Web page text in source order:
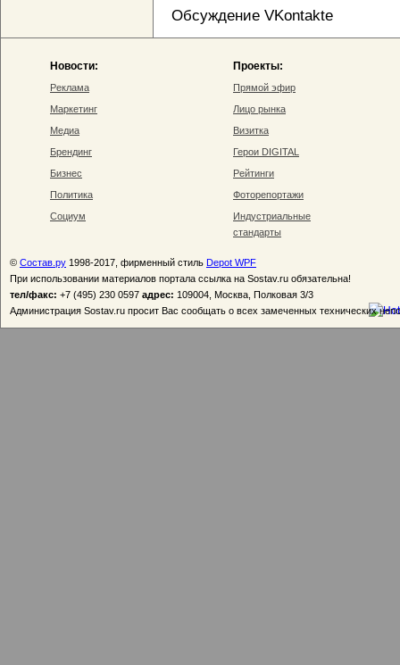
Обсуждение VKontakte
Новости:
Реклама
Маркетинг
Медиа
Брендинг
Бизнес
Политика
Социум
Проекты:
Прямой эфир
Лицо рынка
Визитка
Герои DIGITAL
Рейтинги
Фоторепортажи
Индустриальные
стандарты
© Состав.ру 1998-2017, фирменный стиль Depot WPF
При использовании материалов портала ссылка на Sostav.ru обязательна!
тел/факс: +7 (495) 230 0597 адрес: 109004, Москва, Полковая 3/3
Администрация Sostav.ru просит Вас сообщать о всех замеченных технических